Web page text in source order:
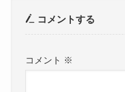
コメントする
コメント ※